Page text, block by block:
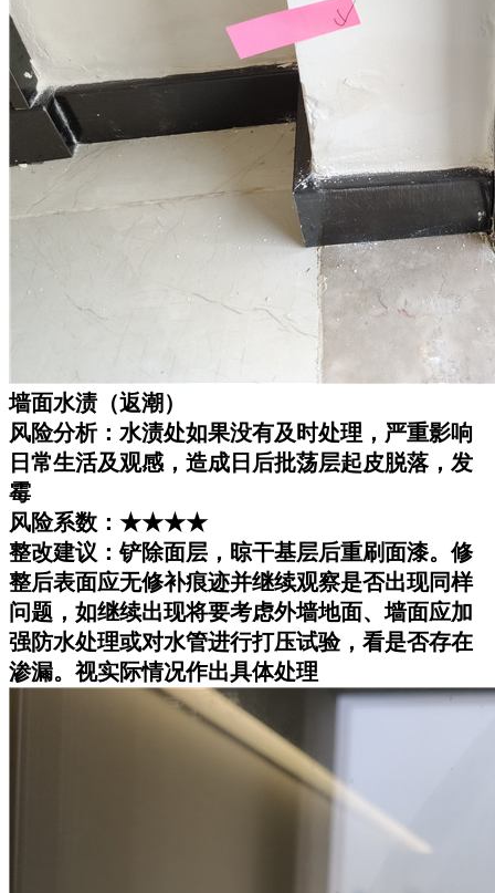
墙面水渍（返潮）
风险分析：水渍处如果没有及时处理，严重影响
日常生活及观感，造成日后批荡层起皮脱落，发
霉
风险系数：★★★★
整改建议：铲除面层，晾干基层后重刷面漆。修
整后表面应无修补痕迹并继续观察是否出现同样
问题，如继续出现将要考虑外墙地面、墙面应加
强防水处理或对水管进行打压试验，看是否存在
渗漏。视实际情况作出具体处理